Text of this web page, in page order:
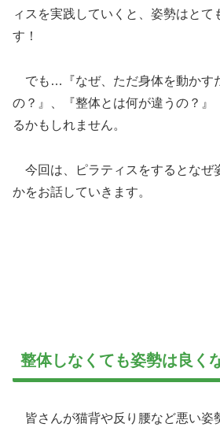
ィスを実践していくと、姿勢はとて
す！
でも…『なぜ、ただ身体を動かす
の？』、『整体とは何が違うの？
るかもしれません。
今回は、ピラティスをするとなぜ
かをお話していきます。
整体しなくても姿勢は良く
皆さんが猫背や反り腰など悪い姿